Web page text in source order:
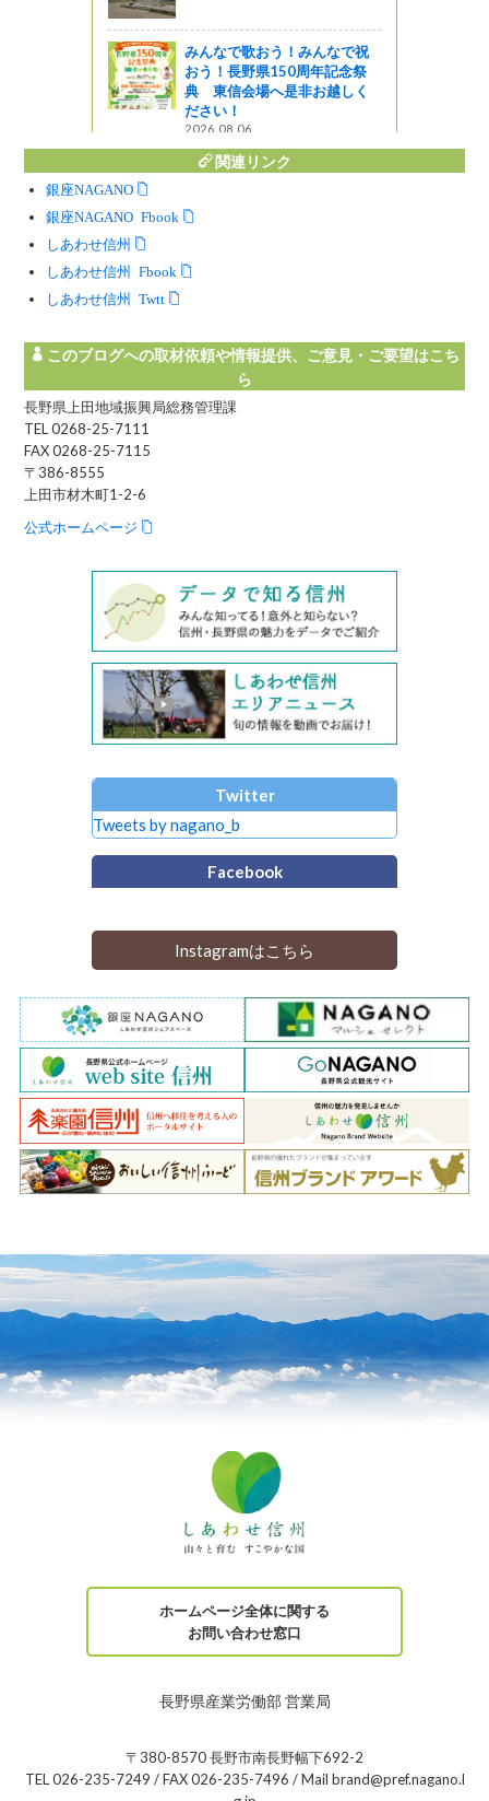
上田地域が誇る夏の避暑地
「菅平高原」の魅力をお伝え
します！
2018.08.10
関連リンク
銀座NAGANO
銀座NAGANO Facebook
しあわせ信州
しあわせ信州 Facebook
しあわせ信州 Twitter
このブログへの取材依頼や情報提供、ご意見・ご要望はこち
ら
長野県上田地域振興局総務管理課
TEL 0268-25-7111
FAX 0268-25-7115
〒386-8555
上田市材木町1-2-6
公式ホームページ
Twitter
Tweets by nagano_b
Facebook
Instagramはこちら
ホームページ全体に関する
お問い合わせ窓口
長野県産業労働部 営業局
〒380-8570 長野市南長野幅下692-2
TEL 026-235-7249 / FAX 026-235-7496 / Mail brand@pref.nagano.l